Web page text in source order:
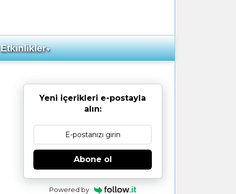
Etkinlikler▼
Yeni içerikleri e-postayla
alın:
Abone ol
Powered by